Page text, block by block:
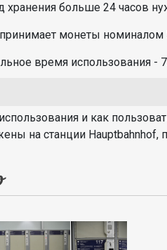
хранения больше 24 часов
монеты номиналом
время использования -
и как
на станции Hauptbahnhof,